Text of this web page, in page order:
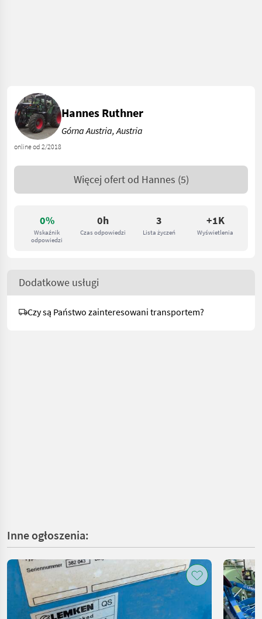
0%
Wskaźnik
odpowiedzi
0h
Czas odpowiedzi
3
Lista życzeń
+1K
Wyświetlenia
online od 2/2018
Hannes Ruthner
Górna Austria, Austria
Więcej ofert od Hannes (5)
Dodatkowe usługi
Czy są Państwo zainteresowani transportem?
Inne ogłoszenia: